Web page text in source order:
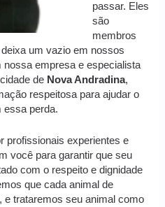
passar. Eles
são
membros
um vazio em nossos
empresa e especialista
de Nova Andradina,
respeitosa para ajudar o
essa perda.
profissionais experientes e
você para garantir que seu
com o respeito e dignidade
que cada animal de
e trataremos seu animal como